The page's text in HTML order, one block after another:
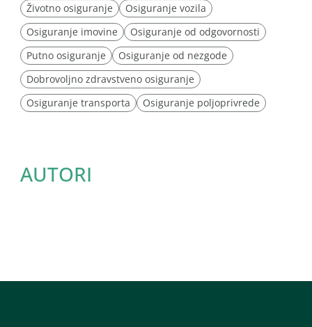
Životno osiguranje
Osiguranje vozila
Osiguranje imovine
Osiguranje od odgovornosti
Putno osiguranje
Osiguranje od nezgode
Dobrovoljno zdravstveno osiguranje
Osiguranje transporta
Osiguranje poljoprivrede
AUTORI